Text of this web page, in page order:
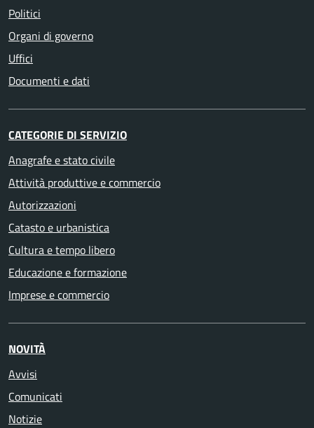
Politici
Organi di governo
Uffici
Documenti e dati
CATEGORIE DI SERVIZIO
Anagrafe e stato civile
Attività produttive e commercio
Autorizzazioni
Catasto e urbanistica
Cultura e tempo libero
Educazione e formazione
Imprese e commercio
NOVITÀ
Avvisi
Comunicati
Notizie